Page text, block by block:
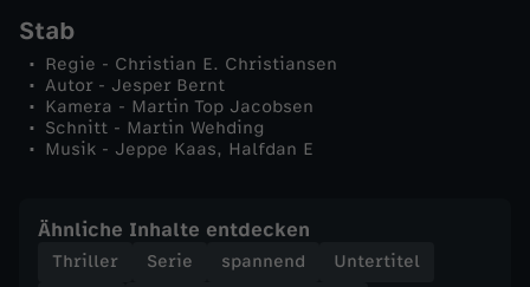
4
Stab
Regie - Christian E. Christiansen
Autor - Jesper Bernt
Kamera - Martin Top Jacobsen
Schnitt - Martin Wehding
Musik - Jeppe Kaas, Halfdan E
Ähnliche Inhalte entdecken
Thriller Serie spannend
Untertitel